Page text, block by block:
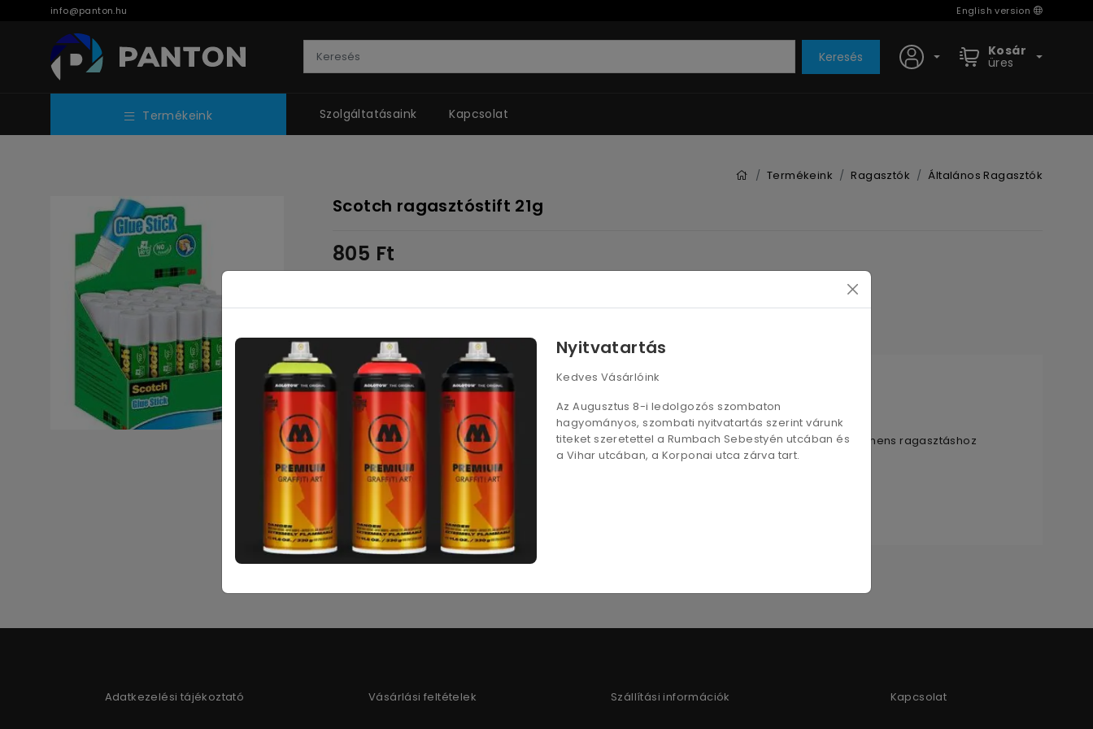
Nyitvatartás
Kedves Vásárlóink
Az Augusztus 8-i ledolgozós szombaton
hagyományos, szombati nyitvatartás szerint várunk
titeket szeretettel a Rumbach Sebestyén utcában és
a Vihar utcában, a Korponai utca zárva tart.
info@panton.hu English version
Keresés Kosár
üres
Termékeink Szolgáltatásaink Kapcsolat
Termékeink Ragasztók Általános Ragasztók
Scotch ragasztóstift 21g
805 Ft
Nettó: 634Ft
Kosárba
Leírás
Az elengedhetetlen ragasztóstift otthonra és az irodába. Könnyű igénybevételű permanens ragasztáshoz
Oldószermentes, vízalapú ragasztóanyag
Kényelmes és egyszerű felhelyezés
Adatkezelési tájékoztató Vásárlási feltételek Szállítási információk Kapcsolat